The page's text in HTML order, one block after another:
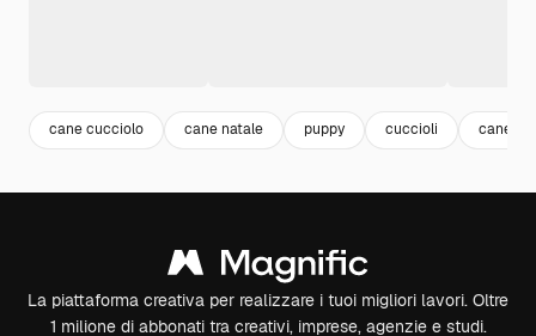
cane cucciolo cane natale puppy cuccioli cane
La piattaforma creativa per realizzare i tuoi migliori lavori. Oltre
1 milione di abbonati tra creativi, imprese, agenzie e studi.